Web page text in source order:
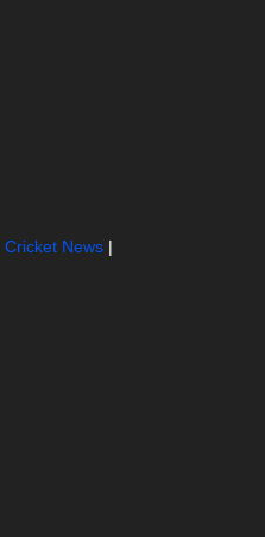
Cricket News |